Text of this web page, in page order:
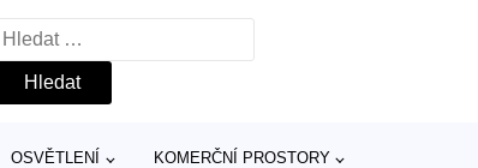
Vyhledávání
OSVĚTLENÍ KOMERČNÍ PROSTORY